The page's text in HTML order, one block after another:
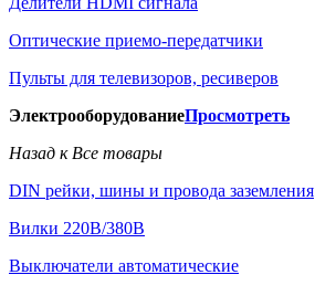
Оптические приемо-передатчики
Пульты для телевизоров, ресиверов
ЭлектрооборудованиеПросмотреть
Назад к Все товары
DIN рейки, шины и провода заземления
Вилки 220В/380В
Выключатели автоматические